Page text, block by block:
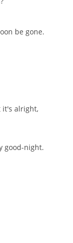
be gone.
it's alright,
good-night.